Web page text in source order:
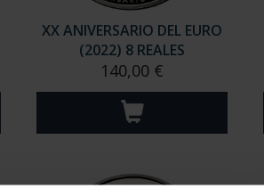
XX ANIVERSARIO DEL EURO
(2022) 8 REALES
140,00 €